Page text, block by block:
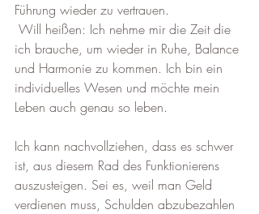
Führung wieder zu vertrauen.
ich brauche, um wieder in Ruhe, Balance
und Harmonie zu kommen. Ich bin ein
individuelles Wesen und möchte mein
Leben auch genau so leben.
Ich kann nachvollziehen, dass es schwer
ist, aus diesem Rad des Funktionierens
auszusteigen. Sei es, weil man Geld
verdienen muss, Schulden abzubezahlen